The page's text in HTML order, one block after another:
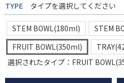
TYPE
タイプを選択してください
STEM BOWL(180ml)
STEM
FRUIT BOWL(350ml)
選択されたタイプ：FRUIT